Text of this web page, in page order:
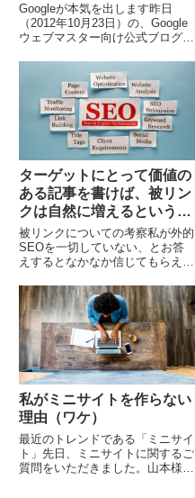
Googleが本気を出します昨日
（2012年10月23日）の、Google
ウェブマスター向け公式ブログを
アフィリエイター必見の記事で
す。 まだ見ていない人は、今す
ぐ見て下...
ターゲットにとって価値の
ある記事を書けば、被リン
クは自然に増えるという事
実
被リンクについての考察私が外的
SEOを一切していない、とお答
えするとなかなか信じてもらえま
ているんじゃないか？などと勘ぐ
られてしまいます。何度も述べま
すが、私は被リンクを...
私がミニサイトを作らない
理由（ワケ）
最近のトレンドである「ミニサイ
ト」先日、ミニサイトに関するご
質問をいただきました。山本様は